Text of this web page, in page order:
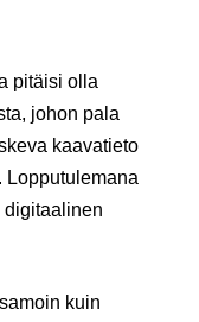
pitäisi olla
johon pala
kaavatieto
Lopputulemana
digitaalinen
kuin